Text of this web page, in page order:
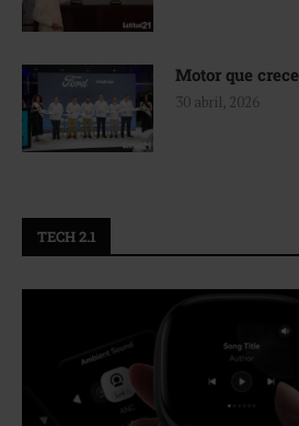
Motor que crece
30 abril, 2026
TECH 2.1